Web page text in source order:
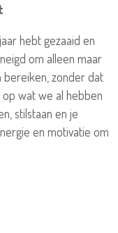
hebt gezaaid en
om alleen maar
bereiken, zonder dat
wat we al hebben
stilstaan en je
en motivatie om